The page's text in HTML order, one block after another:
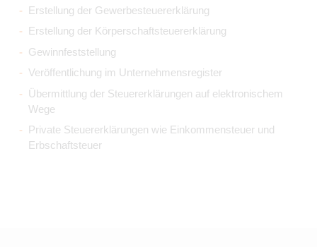
Erstellung der Gewerbesteuererklärung
Erstellung der Körperschaftsteuererklärung
Gewinnfeststellung
Veröffentlichung im Unternehmensregister
Übermittlung der Steuererklärungen auf elektronischem
Wege
Private Steuererklärungen wie Einkommensteuer und
Erbschaftsteuer